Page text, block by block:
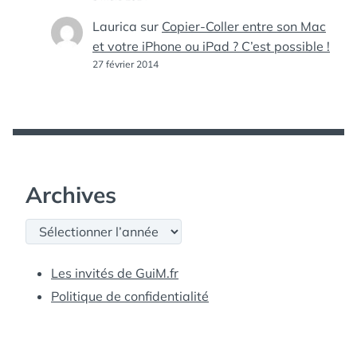
Laurica sur Copier-Coller entre son Mac
et votre iPhone ou iPad ? C’est possible !
27 février 2014
Archives
Archives
Les invités de GuiM.fr
Politique de confidentialité